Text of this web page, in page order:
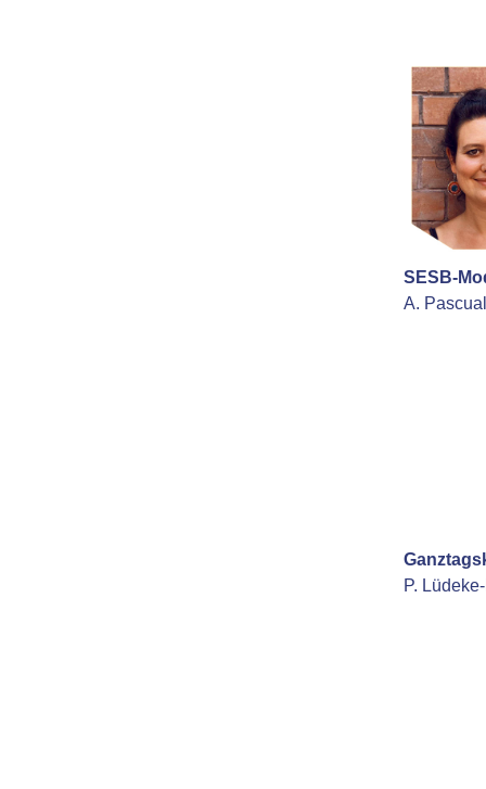
SESB-
A.
P.